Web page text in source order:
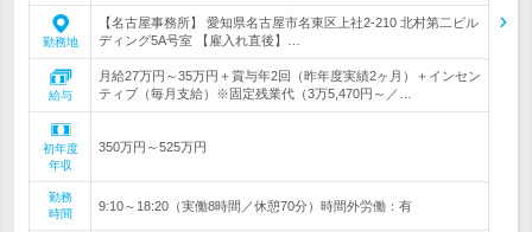
勤務地
【名古屋事務所】 愛知県名古屋市名東区上社2-210 北村第二ビル
ディング5A号室 【雇入れ直後】…
給与
月給27万円～35万円＋賞与年2回（昨年度実績2ヶ月）＋インセン
ティブ（毎月支給）※固定残業代（3万5,470円～／…
初年度
年収
350万円～525万円
勤務
時間
9:10～18:20（実働8時間／休憩70分）時間外労働：有